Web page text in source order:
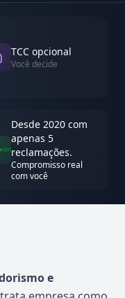
TCC opcional
Você decide
Desde 2020 com
apenas 5
reclamações.
Compromisso real
com você
e